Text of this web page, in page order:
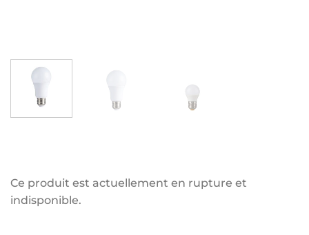
Ce produit est actuellement en rupture et
indisponible.